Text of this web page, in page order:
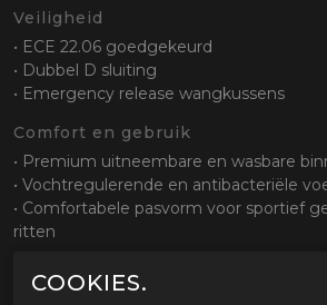
Veiligheid
• ECE 22.06 goedgekeurd
• Dubbel D sluiting
• Emergency release wangkussens
Comfort en gebruik
• Premium uitneembare en wasbare
• Vochtregulerende en antibacteriële
• Comfortabele pasvorm voor sportief
ritten
Ventilatie
COOKIES.